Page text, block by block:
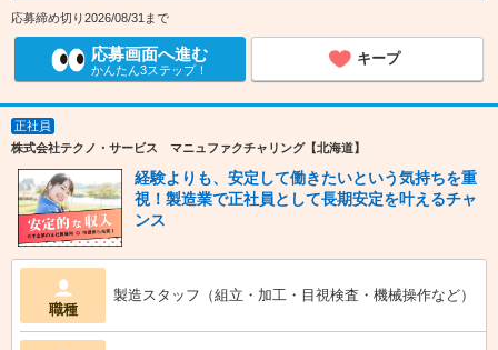
応募締め切り2026/08/31まで
応募画面へ進む
かんたん3ステップ！
キープ
正社員
株式会社テクノ・サービス マニュファクチャリング【北海道】
経験よりも、安定して働きたいという気持ちを重
視！製造業で正社員として長期安定を叶えるチャ
ンス
職種
製造スタッフ（組立・加工・目視検査・機械操作など）